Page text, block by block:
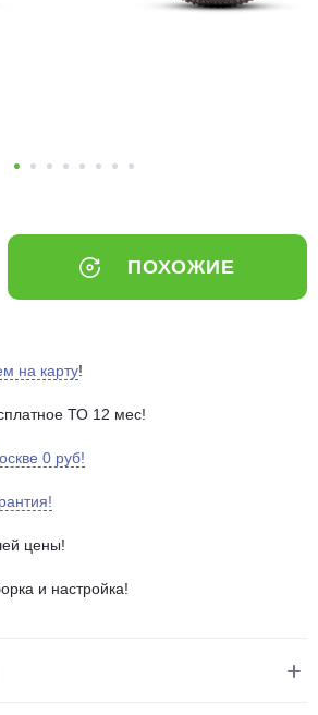
ПОХОЖИЕ
на карту!
ТО 12 мес!
0 руб!
цены!
и настройка!
Остались вопросы?
plait.ru